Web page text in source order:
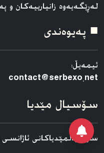
لەڕێگەیەوە زانیارییەکان
■ په‌یوه‌ندی
ئیمەیڵ:
contact@serbexo.net
سۆسیال مێدیا
سۆسیالمێدیاکانی